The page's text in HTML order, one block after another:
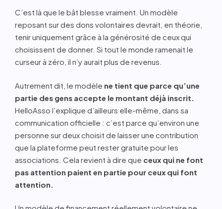
C’est là que le bât blesse vraiment. Un modèle
reposant sur des dons volontaires devrait, en théorie,
tenir uniquement grâce à la générosité de ceux qui
choisissent de donner. Si tout le monde ramenait le
curseur à zéro, il n’y aurait plus de revenus.
Autrement dit, le modèle ne tient que parce qu’une
partie des gens accepte le montant déjà inscrit.
HelloAsso l’explique d’ailleurs elle-même, dans sa
communication officielle : c’est parce qu’environ une
personne sur deux choisit de laisser une contribution
que la plateforme peut rester gratuite pour les
associations. Cela revient à dire que ceux qui ne font
pas attention paient en partie pour ceux qui font
attention.